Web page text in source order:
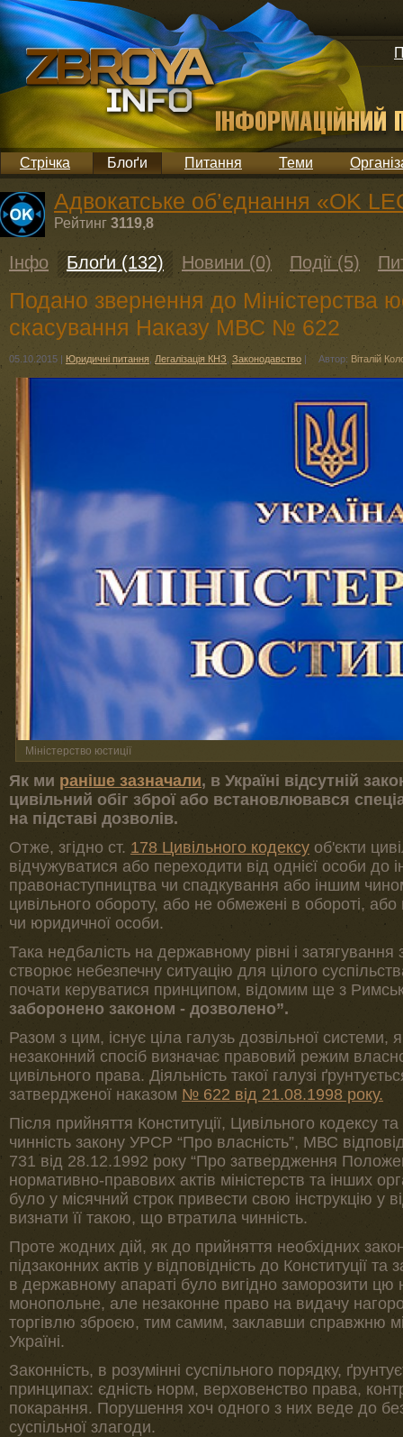
Стрічка Блоґи Питання Теми
Адвокатське об’єднання «OK
Рейтинг 3119,8
Інфо Блоґи (132) Новини (0) Події (5)
Подано звернення до Міністерства
скасування Наказу МВС № 622
05.10.2015 | Юридичні питання, Легалізація КНЗ Законодавство | Автор: Віталій
Міністерство юстиції
Як ми раніше зазначали, в Україні відсутній
цивільний обіг зброї або встановлювався
на підставі дозволів.
Отже, згідно ст. 178 Цивільного кодексу об'єкти
відчужуватися або переходити від однієї особи до
правонаступництва чи спадкування або іншим
цивільного обороту, або не обмежені в обороті,
чи юридичної особи.
Така недбалість на державному рівні і затягування
створює небезпечну ситуацію для цілого
почати керуватися принципом, відомим ще з
заборонено законом - дозволено”.
Разом з цим, існує ціла галузь дозвільної системи,
незаконний спосіб визначає правовий режим
цивільного права. Діяльність такої галузі
затвердженої наказом № 622 від 21.08.1998 року.
Після прийняття Конституції, Цивільного кодексу
чинність закону УРСР “Про власність”, МВС
731 від 28.12.1992 року “Про затвердження
нормативно-правових актів міністерств та інших
було у місячний строк привести свою інструкцію у
визнати її такою, що втратила чинність.
Проте жодних дій, як до прийняття необхідних
підзаконних актів у відповідність до Конституції
в державному апараті було вигідно заморозити цю
монопольне, але незаконне право на видачу
торгівлю зброєю, тим самим, заклавши справжню
Україні.
Законність, в розумінні суспільного порядку,
принципах: єдність норм, верховенство права,
покарання. Порушення хоч одного з них веде до
суспільної злагоди.